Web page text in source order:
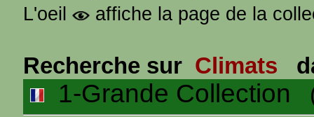
L'oeil
affiche la page de la
Recherche sur Climats
1-Grande Collection